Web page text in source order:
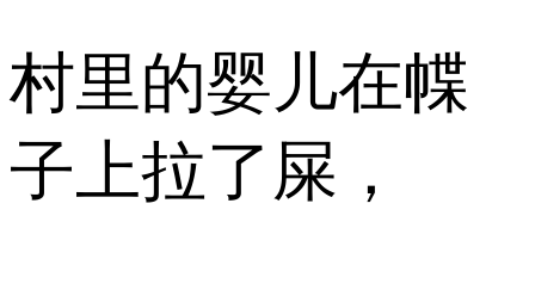
村里的婴儿在幉
子上拉了屎，